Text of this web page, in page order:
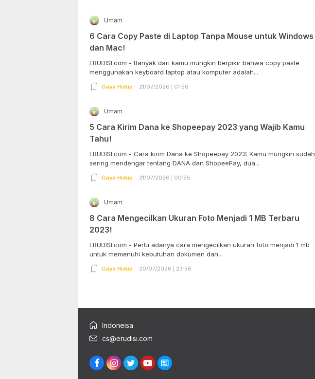
Umam
6 Cara Copy Paste di Laptop Tanpa Mouse untuk Windows
dan Mac!
ERUDISI.com - Banyak dari kamu mungkin berpikir bahwa copy paste
menggunakan keyboard laptop atau komputer adalah...
Gaya Hidup 21/07/2026 | 01:56
Umam
5 Cara Kirim Dana ke Shopeepay 2023 yang Wajib Kamu
Tahu!
ERUDISI.com - Cara kirim Dana ke Shopeepay 2023: Kamu mungkin sudah
sering mendengar tentang DANA dan ShopeePay, dua...
Gaya Hidup 21/07/2026 | 00:55
Umam
8 Cara Mengecilkan Ukuran Foto Menjadi 1 MB Terbaru
2023!
ERUDISI.com - Perlu adanya cara mengecilkan ukuran foto menjadi 1 mb
untuk memenuhi kebutuhan dokumen dan...
Gaya Hidup 20/07/2026 | 23:56
Indoneisa
cs@erudisi.com